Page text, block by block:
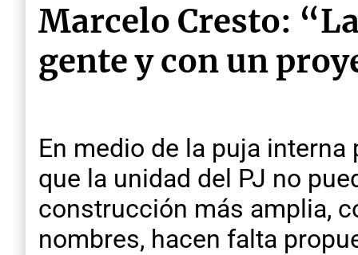
Marcelo Cresto:
gente y con un
En medio de la puja
que la unidad del PJ no
construcción más amplia,
nombres, hacen falta